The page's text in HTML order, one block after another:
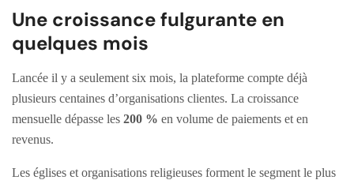
Une croissance fulgurante en
quelques mois
Lancée il y a seulement six mois, la plateforme compte déjà
plusieurs centaines d’organisations clientes. La croissance
mensuelle dépasse les 200 % en volume de paiements et en
revenus.
Les églises et organisations religieuses forment le segment le plus